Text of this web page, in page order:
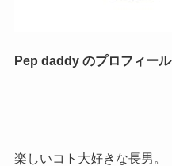
Pep daddy のプロフィール
楽しいコト大好きな長男。